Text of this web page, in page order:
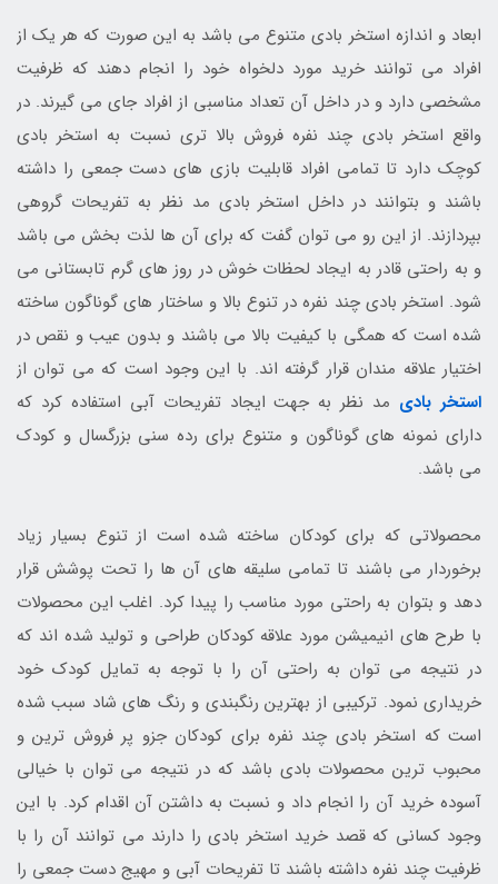
ابعاد و اندازه استخر بادی متنوع می باشد به این صورت که هر یک از
افراد می توانند خرید مورد دلخواه خود را انجام دهند که ظرفیت
مشخصی دارد و در داخل آن تعداد مناسبی از افراد جای می گیرند. در
واقع استخر بادی چند نفره فروش بالا تری نسبت به استخر بادی
کوچک دارد تا تمامی افراد قابلیت بازی های دست جمعی را داشته
باشند و بتوانند در داخل استخر بادی مد نظر به تفریحات گروهی
بپردازند. از این رو می توان گفت که برای آن ها لذت بخش می باشد
و به راحتی قادر به ایجاد لحظات خوش در روز های گرم تابستانی می
شود. استخر بادی چند نفره در تنوع بالا و ساختار های گوناگون ساخته
شده است که همگی با کیفیت بالا می باشند و بدون عیب و نقص در
اختیار علاقه مندان قرار گرفته اند. با این وجود است که می توان از
استخر بادی مد نظر به جهت ایجاد تفریحات آبی استفاده کرد که
دارای نمونه های گوناگون و متنوع برای رده سنی بزرگسال و کودک
می باشد.
محصولاتی که برای کودکان ساخته شده است از تنوع بسیار زیاد
برخوردار می باشند تا تمامی سلیقه های آن ها را تحت پوشش قرار
دهد و بتوان به راحتی مورد مناسب را پیدا کرد. اغلب این محصولات
با طرح های انیمیشن مورد علاقه کودکان طراحی و تولید شده اند که
در نتیجه می توان به راحتی آن را با توجه به تمایل کودک خود
خریداری نمود. ترکیبی از بهترین رنگبندی و رنگ های شاد سبب شده
است که استخر بادی چند نفره برای کودکان جزو پر فروش ترین و
محبوب ترین محصولات بادی باشد که در نتیجه می توان با خیالی
آسوده خرید آن را انجام داد و نسبت به داشتن آن اقدام کرد. با این
وجود کسانی که قصد خرید استخر بادی را دارند می توانند آن را با
ظرفیت چند نفره داشته باشند تا تفریحات آبی و مهیج دست جمعی را